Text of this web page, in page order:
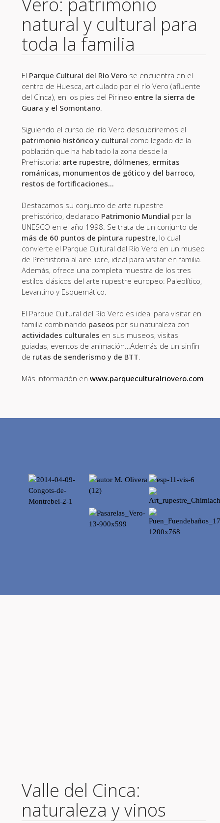
natural y cultural para
toda la familia
El Parque Cultural del Río Verose encuentra en el
centro de Huesca, articulado por el río Vero (afluente
del Cinca), en los pies del Pirineo entre la sierra de
Guara y el Somontano.
Siguiendo el curso del río Vero descubriremos el
patrimonio histórico y cultural como legado de la
población que ha habitado la zona desde la
Prehistoria: arte rupestre, dólmenes, ermitas
románicas, monumentos de gótico y del barroco,
restos de fortificaciones…
Destacamos su conjunto de arte rupestre
prehistórico, declarado Patrimonio Mundial por la
UNESCO en el año 1998. Se trata de un conjunto de
más de 60 puntos de pintura rupestre, lo cual
convierte el Parque Cultural del Río Vero en un museo
de Prehistoria al aire libre, ideal para visitar en familia.
Además, ofrece una completa muestra de los tres
estilos clásicos del arte rupestre europeo: Paleolítico,
Levantino y Esquemático.
El Parque Cultural del Río Vero es ideal para visitar en
familia combinando paseos por su naturaleza con
actividades culturales en sus museos, visitas
guiadas, eventos de animación…Además de un sinfín
de rutas de senderismo y de BTT.
Más información en www.parqueculturalriovero.com
Valle del Cinca:
naturaleza y vinos